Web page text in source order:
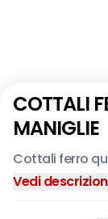
COTTALI
MANIGLIE
Cottali ferro
Vedi